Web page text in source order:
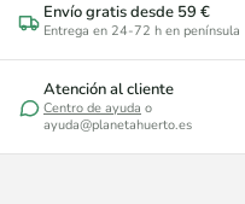
Envío gratis desde 59 €
Entrega en 24-72 h en península
Atención al cliente
Centro de ayuda o
ayuda@planetahuerto.es